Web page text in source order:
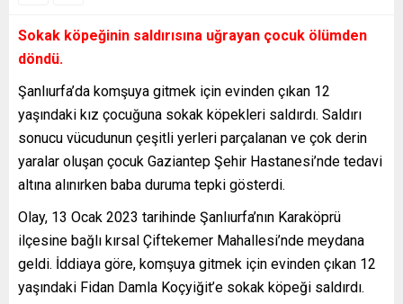
Sokak köpeğinin saldırısına uğrayan çocuk ölümden
döndü.
Şanlıurfa’da komşuya gitmek için evinden çıkan 12
yaşındaki kız çocuğuna sokak köpekleri saldırdı. Saldırı
sonucu vücudunun çeşitli yerleri parçalanan ve çok derin
yaralar oluşan çocuk Gaziantep Şehir Hastanesi’nde tedavi
altına alınırken baba duruma tepki gösterdi.
Olay, 13 Ocak 2023 tarihinde Şanlıurfa’nın Karaköprü
ilçesine bağlı kırsal Çiftekemer Mahallesi’nde meydana
geldi. İddiaya göre, komşuya gitmek için evinden çıkan 12
yaşındaki Fidan Damla Koçyiğit’e sokak köpeği saldırdı.